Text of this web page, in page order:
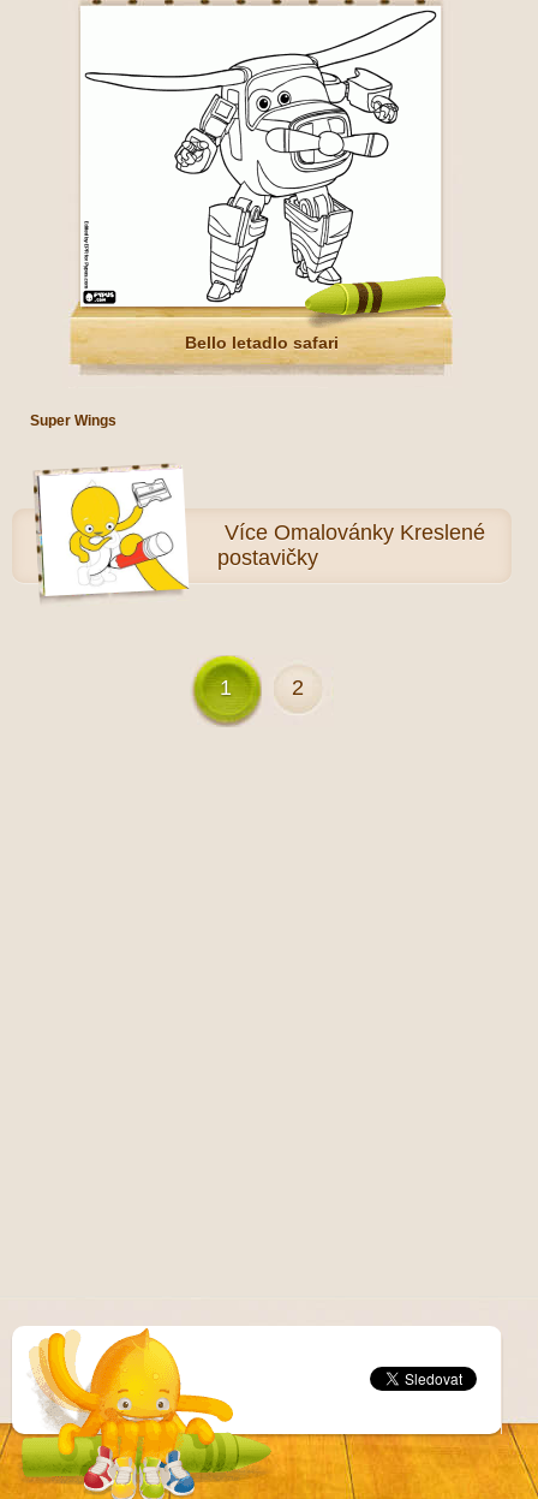
Bello letadlo safari
Super Wings
VíceOmalovánky Kreslené
postavičky
1 2